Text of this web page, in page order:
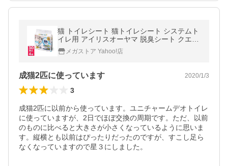
猫 トイレシート 猫トイレシート システムト
イレ用 アイリスオーヤマ 脱臭シート クエン
酸入り 消臭シート 30枚×4個 セット TIH-30
C メガストア Yahoo!店
成猫2匹に使っています 2020/1/3
3
成猫2匹に以前から使っています。ユニチャームデオトイレ
に使っていますが、2日でほぼ交換の周期です。ただ、以前
のものに比べると大きさが小さくなっているように思いま
す。縦横とも以前はぴったりだったのですが、すこし足ら
なくなっていますので星３にしました。